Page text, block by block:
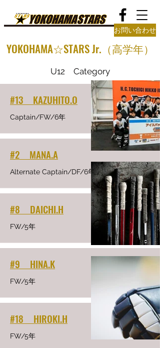
お問い合わせ
YOKOHAMA☆STARS Jr.（高学年）
U12 Category
#13 KAZUHITO.O
Captain/FW/6年
#2 MANA.A
Alternate Captain/DF/6年
#8 DAICHI.H
FW/5年
#9 HINA.K
FW/5年
#18 HIROKI.H
FW/5年